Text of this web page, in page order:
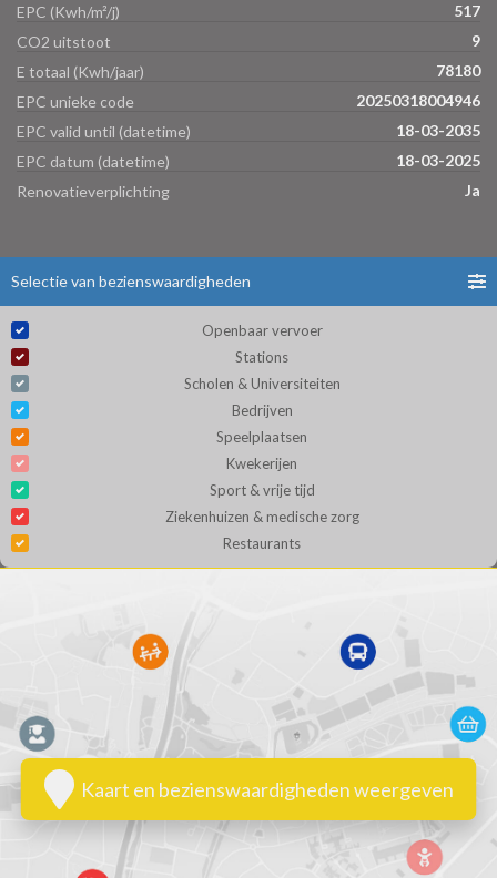
EPC (Kwh/m²/j)
517
CO2 uitstoot
9
E totaal (Kwh/jaar)
78180
EPC unieke code
20250318004946
EPC valid until (datetime)
18-03-2035
EPC datum (datetime)
18-03-2025
Renovatieverplichting
Ja
Selectie van bezienswaardigheden
Openbaar vervoer
Stations
Scholen & Universiteiten
Bedrijven
Speelplaatsen
Kwekerijen
Sport & vrije tijd
Ziekenhuizen & medische zorg
Restaurants
Kaart en bezienswaardigheden weergeven